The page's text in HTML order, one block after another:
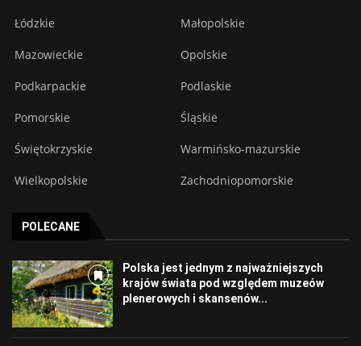
Łódzkie Małopolskie
Mazowieckie Opolskie
Podkarpackie Podlaskie
Pomorskie Śląskie
Świętokrzyskie Warmińsko-mazurskie
Wielkopolskie Zachodniopomorskie
POLECANE
Polska jest jednym z najważniejszych
krajów świata pod względem muzeów
plenerowych i skansenów...